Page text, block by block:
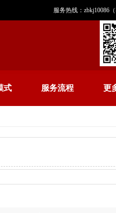
服务热线：zbkj10086（
式 服务流程 更